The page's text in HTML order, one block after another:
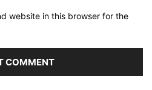
website in this browser for the